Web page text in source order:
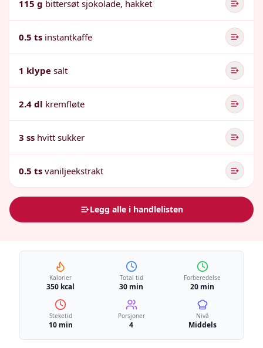
115 g bittersøt sjokolade, hakket
0.5 ts instantkaffe
1 klype salt
2.4 dl kremfløte
3 ss hvitt sukker
0.5 ts vaniljeekstrakt
Legg alle i handlelisten
Kalorier
350 kcal
Total tid
30 min
Forberedelse
20 min
Steketid
10 min
Porsjoner
4
Nivå
Middels